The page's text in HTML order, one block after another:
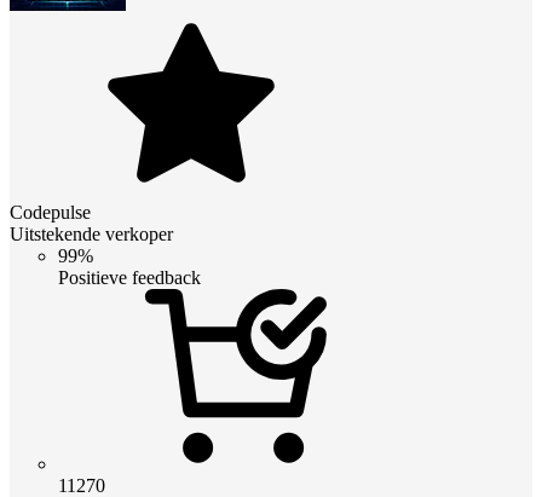
Codepulse
Uitstekende verkoper
99%
Positieve feedback
11270